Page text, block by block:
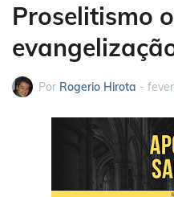
Proselitismo
Por Rogerio Hirota -